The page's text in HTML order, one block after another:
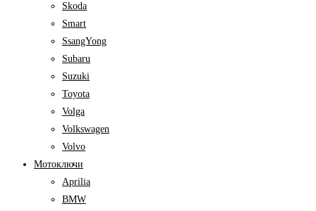
Skoda
Smart
SsangYong
Subaru
Suzuki
Toyota
Volga
Volkswagen
Volvo
Мотоключи
Aprilia
BMW